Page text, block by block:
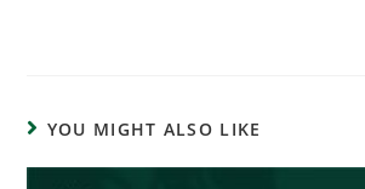
YOU MIGHT ALSO LIKE